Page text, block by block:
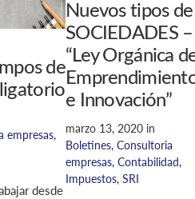
de
empresas,
desde
Nuevos tipos de
SOCIEDADES –
“Ley Orgánica
e Innovación”
marzo 13, 2020 in
Boletines, Consultoria
empresas, Contabilidad,
Impuestos, SRI